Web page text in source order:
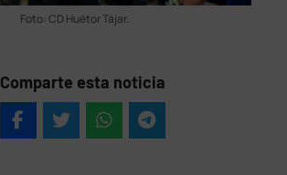
Foto: CD Huétor Tájar.
Comparte esta noticia